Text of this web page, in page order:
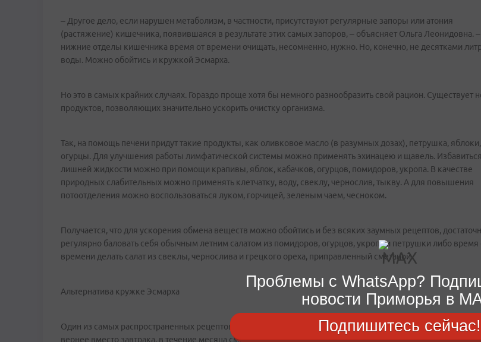
– Другое дело, если нарушен метаболизм, в частности, присутствуют регулярные запоры или атония
(растяжение) кишечника, появившаяся в результате этих самых запоров, – объясняет Ольга Леонидовна. –
нижние отделы кишечника время от времени очищать, несомненно, нужно. Но, конечно, не десятками
воды. Можно обойтись и кружкой Эсмарха.
Но это в самых крайних случаях. Гораздо проще хотя бы немного разнообразить свой рацион. Существует
продуктов, позволяющих значительно ускорить очистку организма.
Так, на помощь печени придут такие продукты, как оливковое масло (в разумных дозах), петрушка, яблоки,
огурцы. Для улучшения работы лимфатической системы можно применять эхинацею и щавель.
лишней жидкости можно при помощи крапивы, яблок, кабачков, огурцов, помидоров, укропа. В качестве
природных слабительных можно применять клетчатку, воду, свеклу, чернослив, тыкву. А для повышения
потоотделения можно воспользоваться луком, горчицей, зеленым чаем, чесноком.
Получается, что для ускорения обмена веществ можно обойтись и без всяких заумных рецептов,
регулярно баловать себя обычным летним салатом из помидоров, огурцов, укропа и петрушки либо время
времени делать салат из свеклы, чернослива и грецкого ореха, приправленный сметаной.
Альтернатива кружке Эсмарха
Один из самых распространенных рецептов, призванных ускорить обмен веществ, – употребление на
вернее вместо завтрака, в течение месяца смеси из семени льна с кефиром (чайная ложка молотых семян
Проблемы с WhatsApp?
новости Приморья в
Подпишитесь сейчас!